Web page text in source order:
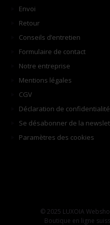
Envoi
Retour
Conseils d’entretien
Formulaire de contact
Notre entreprise
Mentions légales
CGV
Déclaration de confidentialité
Se désabonner de la
Paramètres des cookies
© 2025 LUXOIA
Boutique en ligne